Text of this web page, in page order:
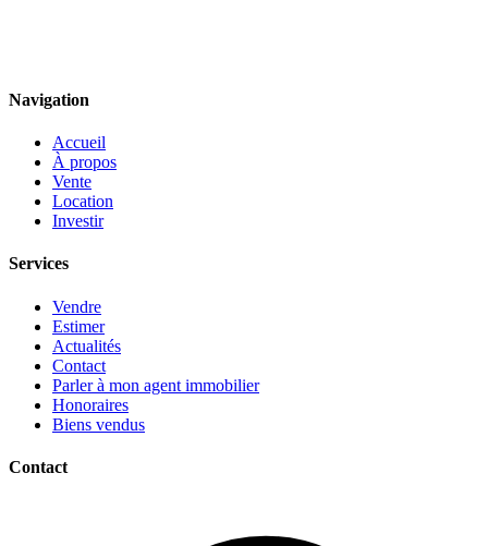
Navigation
Accueil
À propos
Vente
Location
Investir
Services
Vendre
Estimer
Actualités
Contact
Parler à mon agent immobilier
Honoraires
Biens vendus
Contact